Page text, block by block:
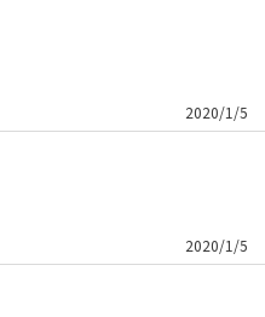
2020/1/5
2020/1/5